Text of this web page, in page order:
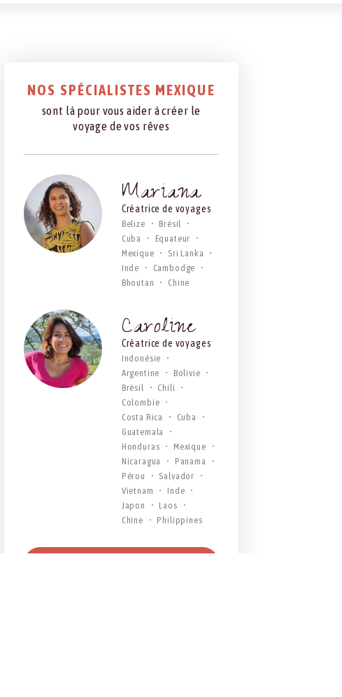
NOS SPÉCIALISTES MEXIQUE
sont là pour vous aider à créer le
voyage de vos rêves
Mariana
Créatrice de voyages
Belize
Brésil
Cuba
Equateur
Mexique
Sri Lanka
Inde
Cambodge
Bhoutan
Chine
Caroline
Créatrice de voyages
Indonésie
Argentine
Bolivie
Brésil
Chili
Colombie
Costa Rica
Cuba
Guatemala
Honduras
Mexique
Nicaragua
Panama
Pérou
Salvador
Vietnam
Inde
Japon
Laos
Chine
Philippines